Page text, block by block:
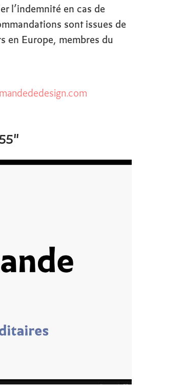
l’indemnité en cas de
sont issues de
en Europe, membres du